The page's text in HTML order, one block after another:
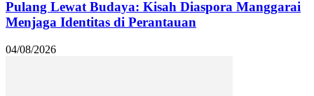
Pulang Lewat Budaya: Kisah Diaspora Manggarai
Menjaga Identitas di Perantauan
04/08/2026